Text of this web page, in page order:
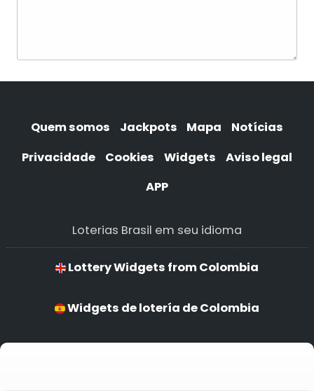
Quem somos Jackpots Mapa
Notícias
Privacidade
Cookies Widgets
Aviso legal
APP
Loterias Brasil em seu idioma
Lottery Widgets from Colombia
Widgets de lotería de Colombia
Widgets de loteria de Colombia